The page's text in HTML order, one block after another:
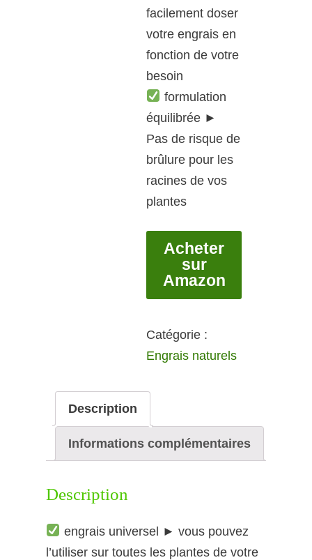
facilement doser
votre engrais en
fonction de votre
besoin
formulation
équilibrée ►
Pas de risque de
brûlure pour les
racines de vos
plantes
Acheter
sur
Amazon
Catégorie :
Engrais naturels
Description
Informations complémentaires
Description
engrais universel ► vous pouvez
l’utiliser sur toutes les plantes de votre